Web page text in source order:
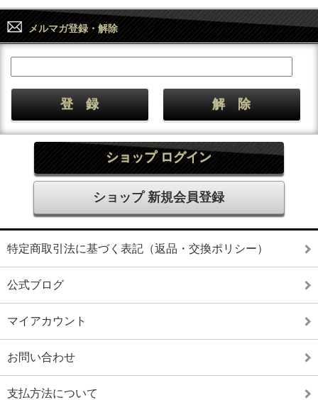
メルマガ登録・解除
ショップ ログイン
ショップ 新規会員登録
特定商取引法に基づく表記（返品・交換ポリシー）
公式ブログ
マイアカウント
お問い合わせ
支払方法について